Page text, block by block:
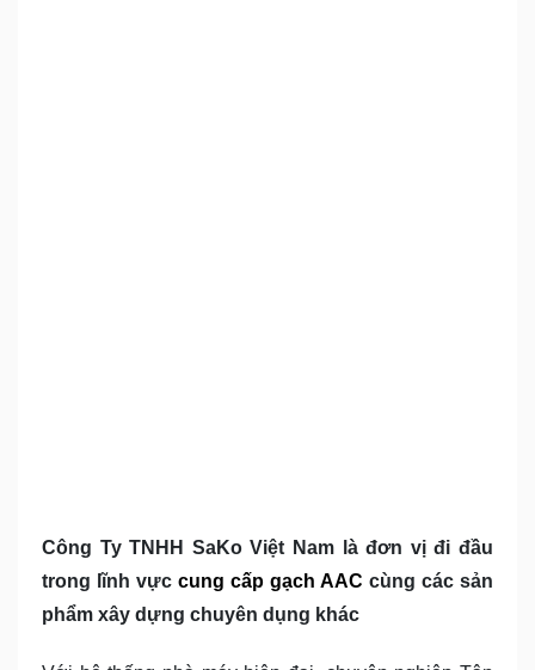
Công Ty TNHH SaKo Việt Nam là đơn vị đi đầu
trong lĩnh vực cung cấp gạch AAC cùng các sản
phẩm xây dựng chuyên dụng khác